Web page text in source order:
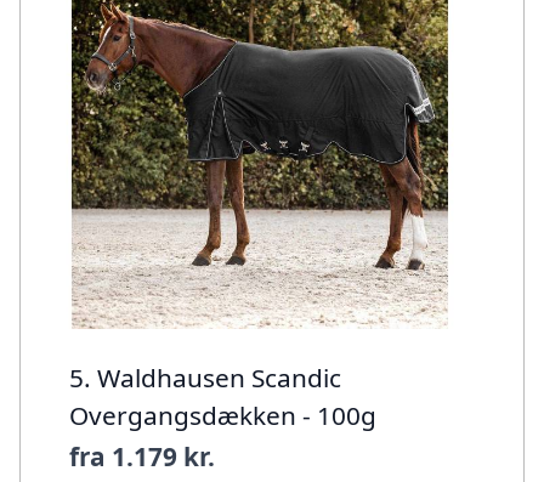
5. Waldhausen Scandic
Overgangsdækken - 100g
fra 1.179 kr.